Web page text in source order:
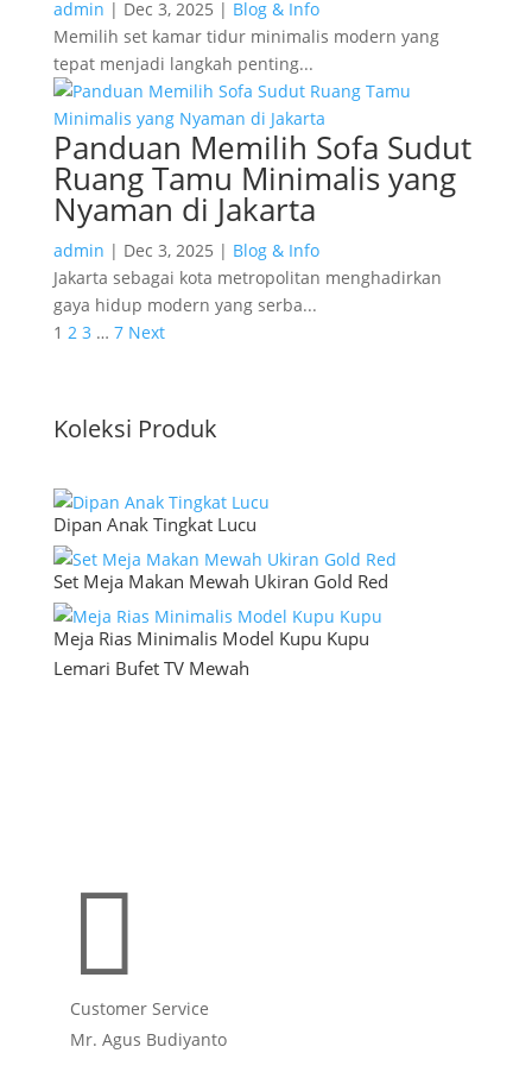
admin | Dec 3, 2025 | Blog & Info
Memilih set kamar tidur minimalis modern yang
tepat menjadi langkah penting...
Panduan Memilih Sofa Sudut
Ruang Tamu Minimalis yang
Nyaman di Jakarta
admin | Dec 3, 2025 | Blog & Info
Jakarta sebagai kota metropolitan menghadirkan
gaya hidup modern yang serba...
1 2 3 … 7 Next
Koleksi Produk
Dipan Anak Tingkat Lucu
Set Meja Makan Mewah Ukiran Gold Red
Meja Rias Minimalis Model Kupu Kupu
Lemari Bufet TV Mewah

Customer Service
Mr. Agus Budiyanto